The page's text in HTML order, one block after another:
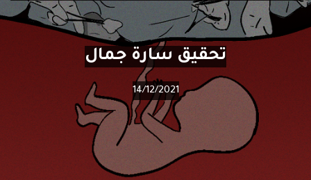
تحقيق سارة جمال
14/12/2021